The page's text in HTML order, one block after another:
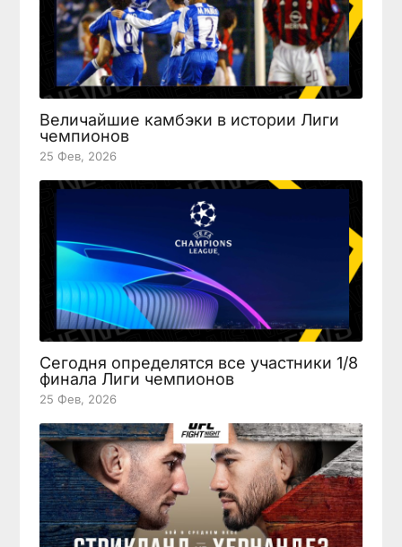
Величайшие камбэки в истории Лиги
чемпионов
25 Фев, 2026
Сегодня определятся все участники 1/8
финала Лиги чемпионов
25 Фев, 2026